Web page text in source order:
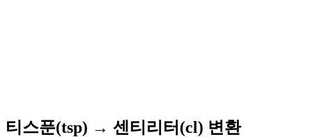
티스푼(tsp) → 센티리터(cl) 변환